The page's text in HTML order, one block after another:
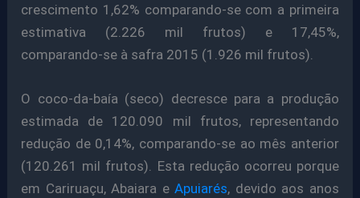
crescimento 1,62% comparando-se com a primeira
estimativa (2.226 mil frutos) e 17,45%,
comparando-se à safra 2015 (1.926 mil frutos).
O coco-da-baía (seco) decresce para a produção
estimada de 120.090 mil frutos, representando
redução de 0,14%, comparando-se ao mês anterior
(120.261 mil frutos). Esta redução ocorreu porque
em Cariruaçu, Abaiara eApuiarés, devido aos anos